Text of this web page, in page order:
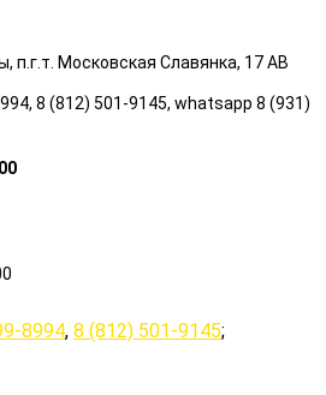
п.г.т. Московская Славянка, 17 АB
8 (812) 501-9145, whatsapp 8 (931)
8994, 8 (812) 501-9145;